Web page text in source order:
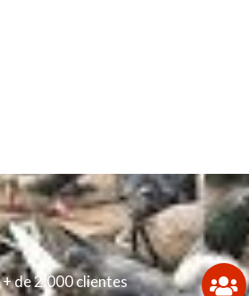
+ de 2.000 clientes